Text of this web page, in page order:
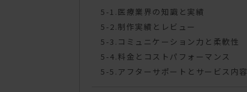
医療業界の知識と実績
制作実績とレビュー
コミュニケーション力と柔軟性
料金とコストパフォーマンス
アフターサポートとサービス内容